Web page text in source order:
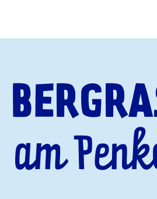
am